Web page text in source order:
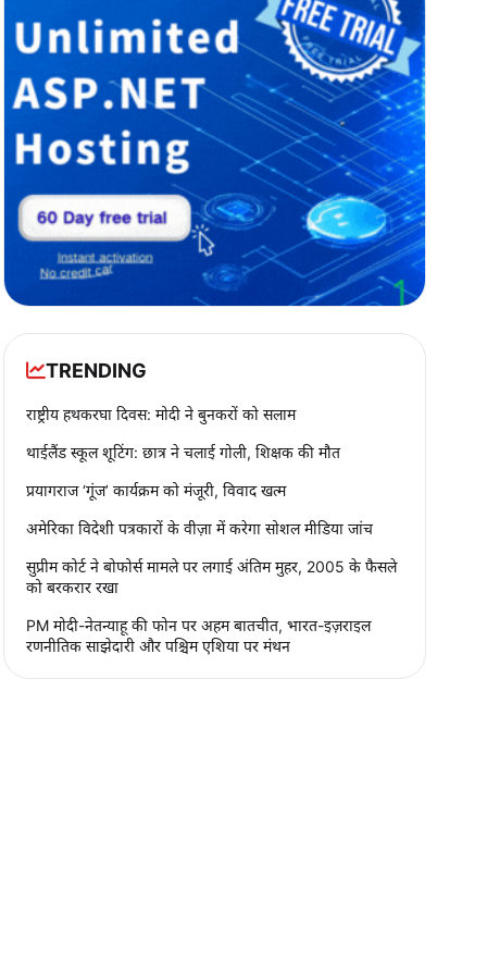
TRENDING
राष्ट्रीय हथकरघा दिवस: मोदी ने बुनकरों को सलाम
थाईलैंड स्कूल शूटिंग: छात्र ने चलाई गोली, शिक्षक की मौत
प्रयागराज ‘गूंज’ कार्यक्रम को मंजूरी, विवाद खत्म
अमेरिका विदेशी पत्रकारों के वीज़ा में करेगा सोशल मीडिया जांच
सुप्रीम कोर्ट ने बोफोर्स मामले पर लगाई अंतिम मुहर, 2005 के फैसले
को बरकरार रखा
PM मोदी-नेतन्याहू की फोन पर अहम बातचीत, भारत-इज़राइल
रणनीतिक साझेदारी और पश्चिम एशिया पर मंथन